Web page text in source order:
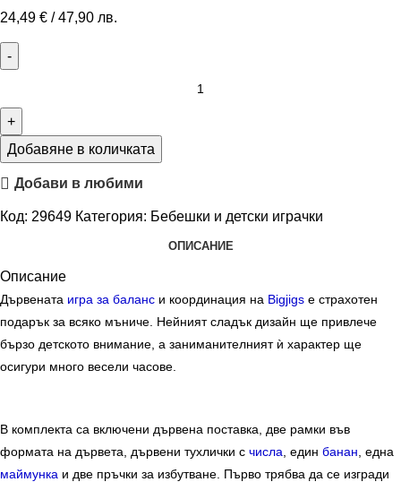
24,49 € / 47,90 лв.
Добавяне в количката
Добави в любими
Код: 29649 Категория: Бебешки и детски играчки
ОПИСАНИЕ
Описание
Дървената игра за баланс и координация на Bigjigs е страхотен
подарък за всяко мъниче. Нейният сладък дизайн ще привлече
бързо детското внимание, а заниманителният ѝ характер ще
осигури много весели часове.
В комплекта са включени дървена поставка, две рамки във
формата на дървета, дървени тухлички с числа , един банан , една
маймунка и две пръчки за избутване. Първо трябва да се изгради